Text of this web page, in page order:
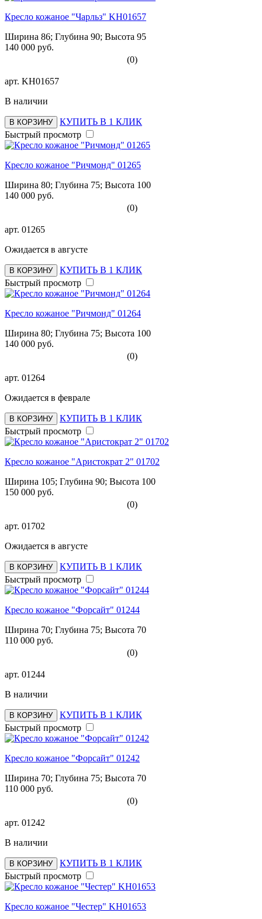
Кресло кожаное "Чарльз" KH01657
Ширина 86; Глубина 90; Высота 95
140 000 руб.
(0)
арт. KH01657
В наличии
В КОРЗИНУ
КУПИТЬ В 1 КЛИК
Быстрый просмотр
Кресло кожаное "Ричмонд" 01265
Ширина 80; Глубина 75; Высота 100
140 000 руб.
(0)
арт. 01265
Ожидается в августе
В КОРЗИНУ
КУПИТЬ В 1 КЛИК
Быстрый просмотр
Кресло кожаное "Ричмонд" 01264
Ширина 80; Глубина 75; Высота 100
140 000 руб.
(0)
арт. 01264
Ожидается в феврале
В КОРЗИНУ
КУПИТЬ В 1 КЛИК
Быстрый просмотр
Кресло кожаное "Аристократ 2" 01702
Ширина 105; Глубина 90; Высота 100
150 000 руб.
(0)
арт. 01702
Ожидается в августе
В КОРЗИНУ
КУПИТЬ В 1 КЛИК
Быстрый просмотр
Кресло кожаное "Форсайт" 01244
Ширина 70; Глубина 75; Высота 70
110 000 руб.
(0)
арт. 01244
В наличии
В КОРЗИНУ
КУПИТЬ В 1 КЛИК
Быстрый просмотр
Кресло кожаное "Форсайт" 01242
Ширина 70; Глубина 75; Высота 70
110 000 руб.
(0)
арт. 01242
В наличии
В КОРЗИНУ
КУПИТЬ В 1 КЛИК
Быстрый просмотр
Кресло кожаное "Честер" KH01653